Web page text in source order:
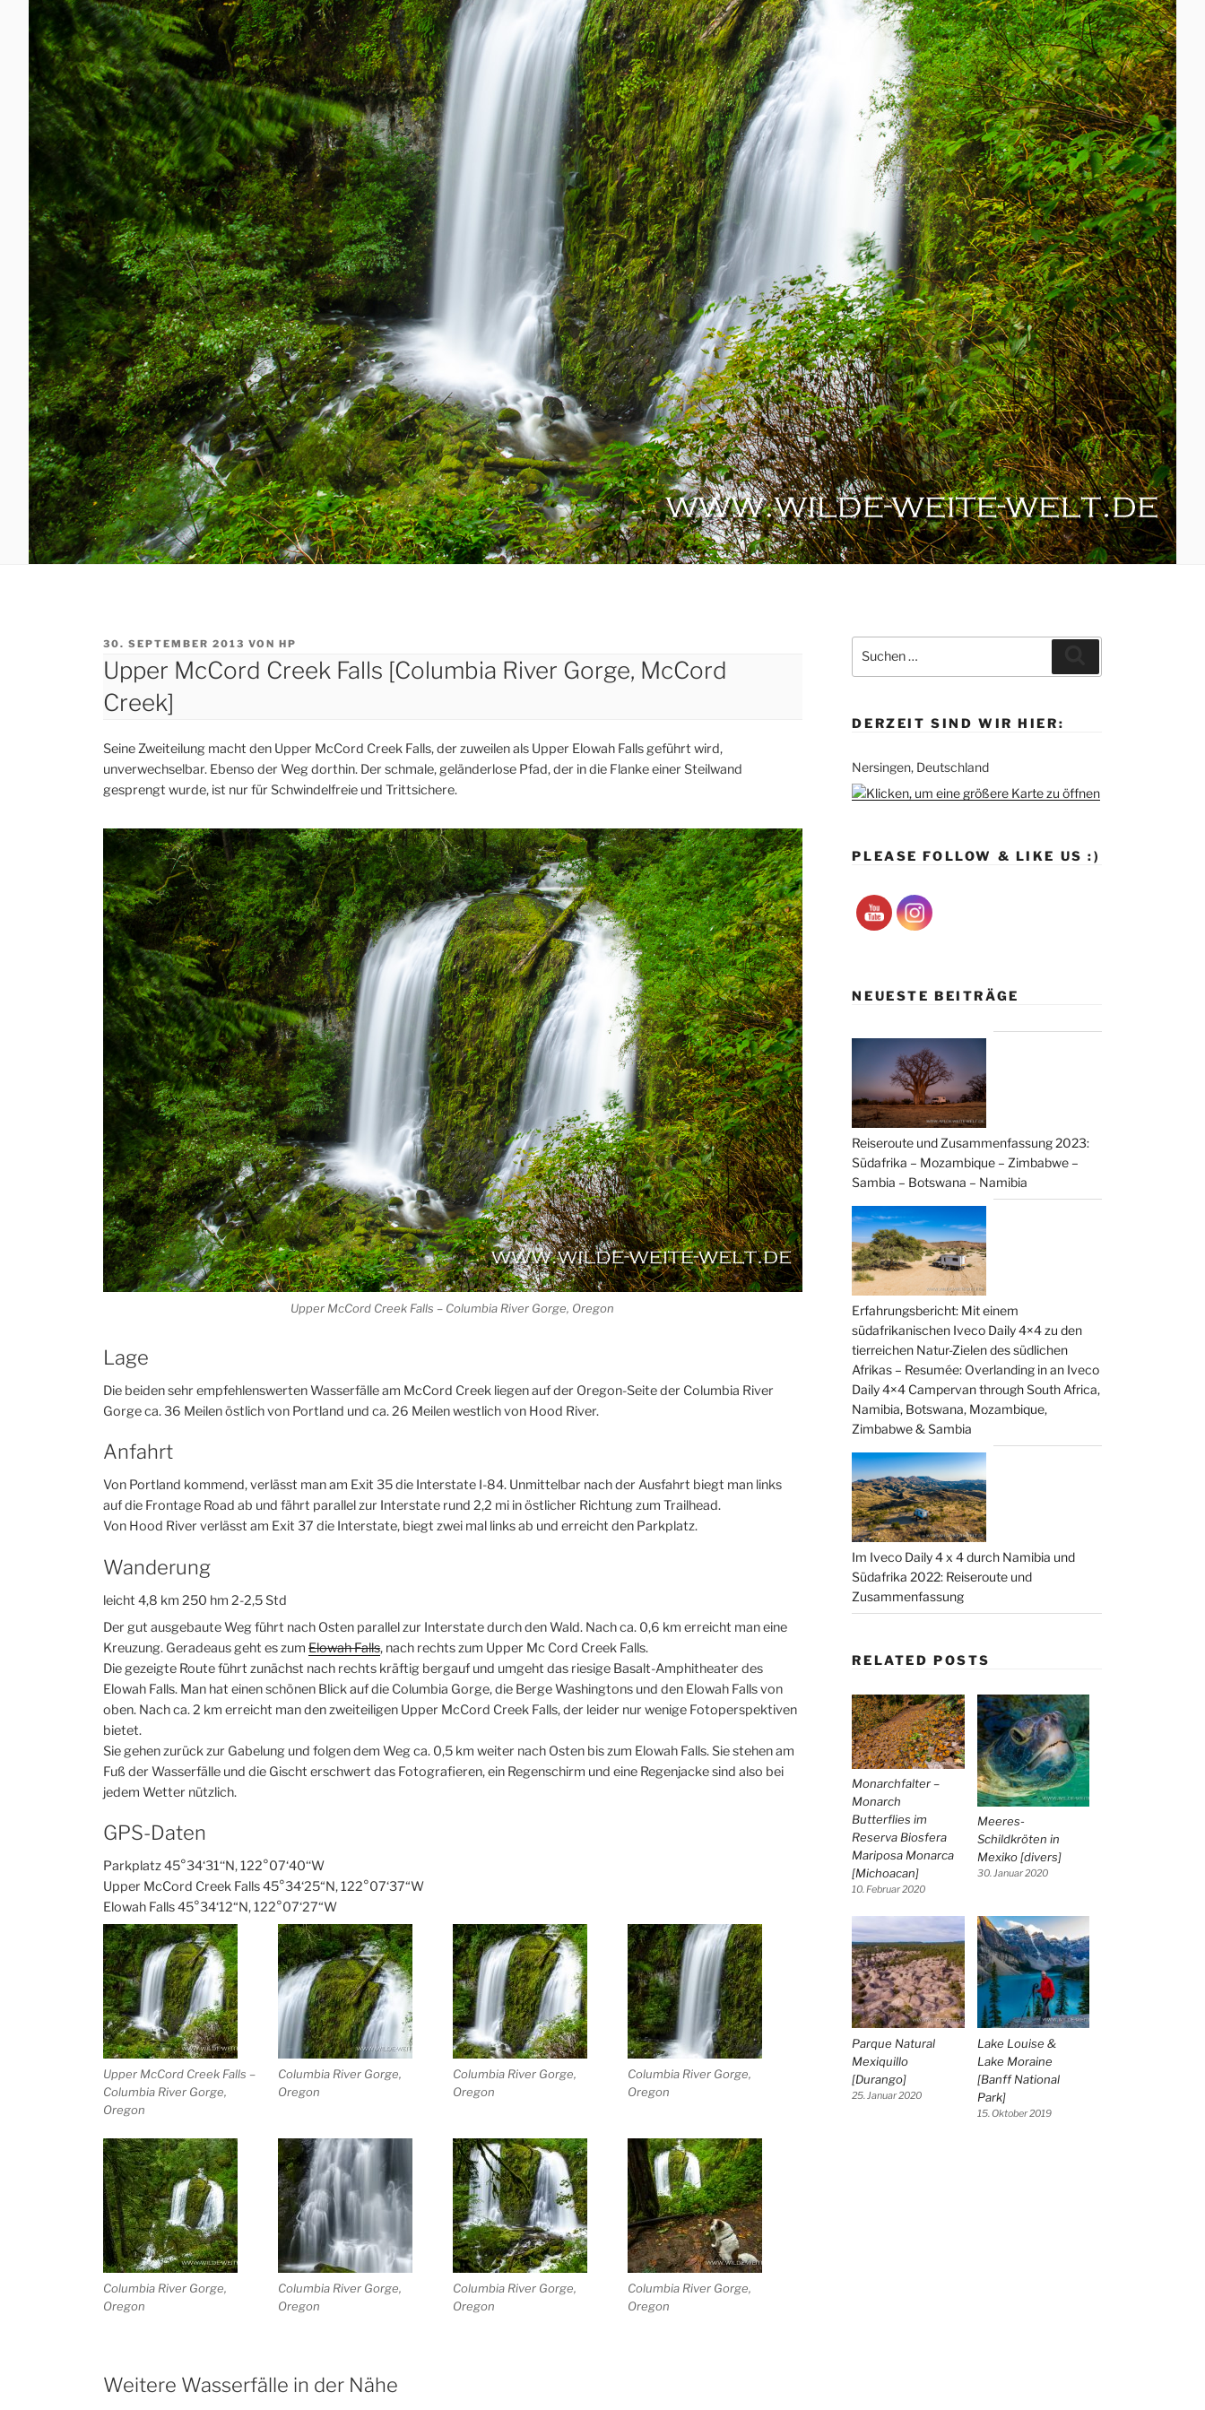
VERÖFFENTLICHT
30. SEPTEMBER 2013 VONHP
Upper McCord Creek Falls [Columbia River Gorge, McCord
Creek]
Seine Zweiteilung macht den Upper McCord Creek Falls, der zuweilen als Upper Elowah Falls geführt wird,
unverwechselbar. Ebenso der Weg dorthin. Der schmale, geländerlose Pfad, der in die Flanke einer Steilwand
gesprengt wurde, ist nur für Schwindelfreie und Trittsichere.
Upper McCord Creek Falls – Columbia River Gorge, Oregon
Lage
Die beiden sehr empfehlenswerten Wasserfälle am McCord Creek liegen auf der Oregon-Seite der Columbia River
Gorge ca. 36 Meilen östlich von Portland und ca. 26 Meilen westlich von Hood River.
Anfahrt
Von Portland kommend, verlässt man am Exit 35 die Interstate I-84. Unmittelbar nach der Ausfahrt biegt man links
auf die Frontage Road ab und fährt parallel zur Interstate rund 2,2 mi in östlicher Richtung zum Trailhead.
Von Hood River verlässt am Exit 37 die Interstate, biegt zwei mal links ab und erreicht den Parkplatz.
Wanderung
leicht 4,8 km 250 hm 2-2,5 Std
Der gut ausgebaute Weg führt nach Osten parallel zur Interstate durch den Wald. Nach ca. 0,6 km erreicht man eine
Kreuzung. Geradeaus geht es zumElowah Falls, nach rechts zum Upper Mc Cord Creek Falls.
Die gezeigte Route führt zunächst nach rechts kräftig bergauf und umgeht das riesige Basalt-Amphitheater des
Elowah Falls. Man hat einen schönen Blick auf die Columbia Gorge, die Berge Washingtons und den Elowah Falls von
oben. Nach ca. 2 km erreicht man den zweiteiligen Upper McCord Creek Falls, der leider nur wenige Fotoperspektiven
bietet.
Sie gehen zurück zur Gabelung und folgen dem Weg ca. 0,5 km weiter nach Osten bis zum Elowah Falls. Sie stehen am
Fuß der Wasserfälle und die Gischt erschwert das Fotografieren, ein Regenschirm und eine Regenjacke sind also bei
jedem Wetter nützlich.
GPS-Daten
Parkplatz 45°34‘31‘‘N, 122°07‘40‘‘W
Upper McCord Creek Falls 45°34‘25“N, 122°07‘37“W
Elowah Falls 45°34‘12“N, 122°07‘27“W
Upper McCord Creek Falls –
Columbia River Gorge,
Oregon
Columbia River Gorge,
Oregon
Columbia River Gorge,
Oregon
Columbia River Gorge,
Oregon
Columbia River Gorge,
Oregon
Columbia River Gorge,
Oregon
Columbia River Gorge,
Oregon
Columbia River Gorge,
Oregon
Weitere Wasserfälle in der Nähe
nach:
DERZEIT SIND WIR HIER:
Nersingen, Deutschland
PLEASE FOLLOW & LIKE US :)
NEUESTE BEITRÄGE
Reiseroute und Zusammenfassung 2023:
Südafrika – Mozambique – Zimbabwe –
Sambia – Botswana – Namibia
Erfahrungsbericht: Mit einem
südafrikanischen Iveco Daily 4×4 zu den
tierreichen Natur-Zielen des südlichen
Afrikas – Resumée: Overlanding in an Iveco
Daily 4×4 Campervan through South Africa,
Namibia, Botswana, Mozambique,
Zimbabwe & Sambia
Im Iveco Daily 4 x 4 durch Namibia und
Südafrika 2022: Reiseroute und
Zusammenfassung
RELATED POSTS
Monarchfalter –
Monarch
Butterflies im
Reserva Biosfera
Mariposa Monarca
[Michoacan]
10. Februar 2020
Meeres-
Schildkröten in
Mexiko [divers]
30. Januar 2020
Parque Natural
Mexiquillo
[Durango]
25. Januar 2020
Lake Louise &
Lake Moraine
[Banff National
Park]
15. Oktober 2019